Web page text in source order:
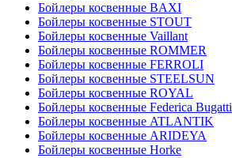
Бойлеры косвенные BAXI
Бойлеры косвенные STOUT
Бойлеры косвенные Vaillant
Бойлеры косвенные ROMMER
Бойлеры косвенные FERROLI
Бойлеры косвенные STEELSUN
Бойлеры косвенные ROYAL
Бойлеры косвенные Federica Bugatti
Бойлеры косвенные ATLANTIK
Бойлеры косвенные ARIDEYA
Бойлеры косвенные Horke